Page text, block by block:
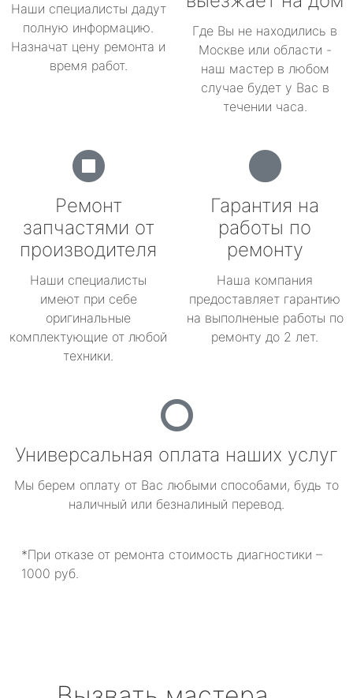
Наши специалисты дадут
полную информацию.
Назначат цену ремонта и
время работ.
Где Вы не находились в
Москве или области -
наш мастер в любом
случае будет у Вас в
течении часа.
Ремонт
запчастями от
производителя
Наши специалисты
имеют при себе
оригинальные
комплектующие от любой
техники.
Гарантия на
работы по
ремонту
Наша компания
предоставляет гарантию
на выполненые работы по
ремонту до 2 лет.
Универсальная оплата наших услуг
Мы берем оплату от Вас любыми способами, будь то
наличный или безналиный перевод.
*При отказе от ремонта стоимость диагностики –
1000 руб.